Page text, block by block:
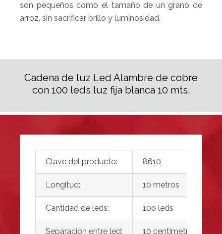
son pequeños como el tamaño de un grano de
arroz, sin sacrificar brillo y luminosidad.
Cadena de luz Led Alambre de cobre
con 100 leds luz fija blanca 10 mts.
Clave del producto: 8610
Longitud: 10 metros
Cantidad de leds: 10o leds
Separación entre led: 10 centímetros